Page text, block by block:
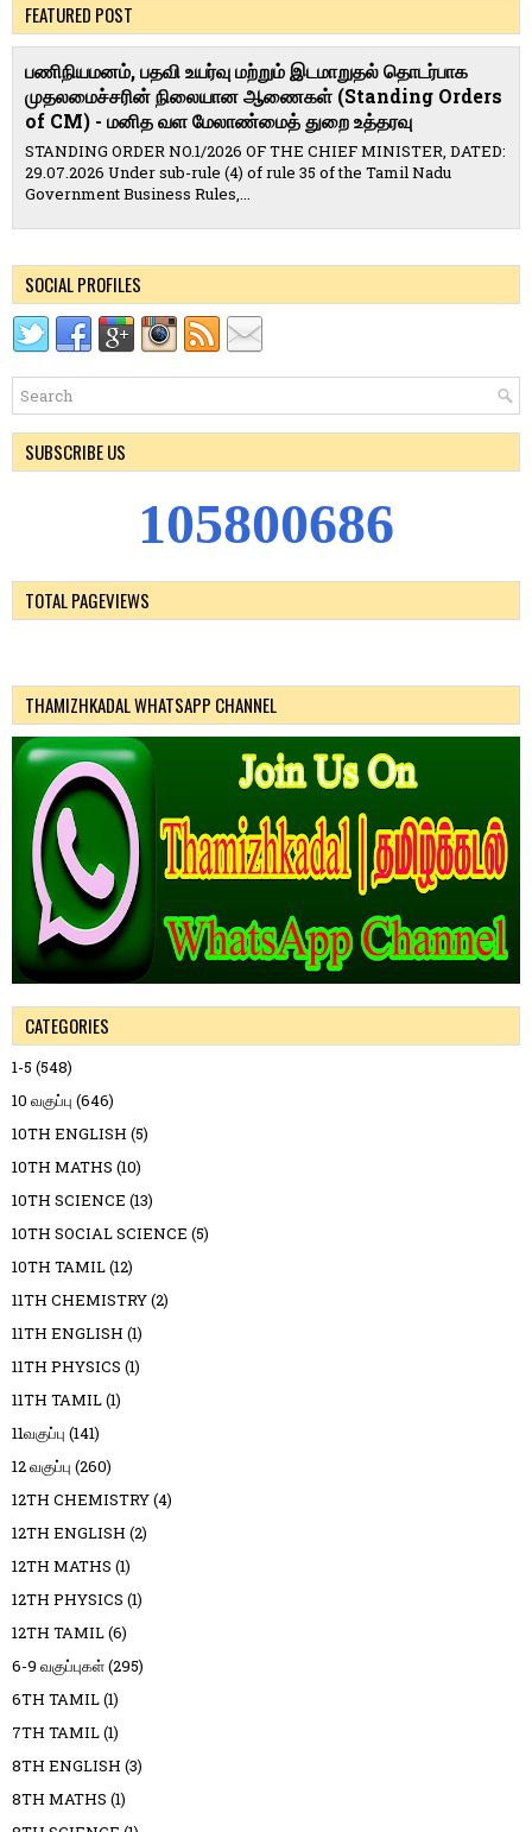
FEATURED POST
பணிநியமனம், பதவி உயர்வு மற்றும் இடமாறுதல் தொடர்பாக
முதலமைச்சரின் நிலையான ஆணைகள் (Standing Orders
of CM) - மனித வள மேலாண்மைத் துறை உத்தரவு
STANDING ORDER NO.1/2026 OF THE CHIEF MINISTER, DATED:
29.07.2026 Under sub-rule (4) of rule 35 of the Tamil Nadu
Government Business Rules,...
SOCIAL PROFILES
SUBSCRIBE US
105800686
TOTAL PAGEVIEWS
THAMIZHKADAL WHATSAPP CHANNEL
CATEGORIES
1-5 (548)
10 வகுப்பு (646)
10TH ENGLISH (5)
10TH MATHS (10)
10TH SCIENCE (13)
10TH SOCIAL SCIENCE (5)
10TH TAMIL(12)
11TH CHEMISTRY(2)
11TH ENGLISH (1)
11TH PHYSICS (1)
11TH TAMIL(1)
11வகுப்பு (141)
12 வகுப்பு (260)
12TH CHEMISTRY(4)
12TH ENGLISH (2)
12TH MATHS (1)
12TH PHYSICS (1)
12TH TAMIL(6)
6-9 வகுப்புகள்(295)
6TH TAMIL(1)
7TH TAMIL(1)
8TH ENGLISH (3)
8TH MATHS (1)